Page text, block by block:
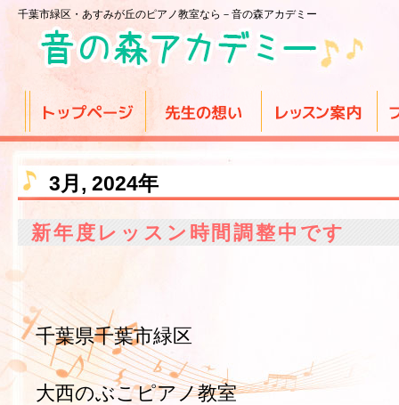
千葉市緑区・あすみが丘のピアノ教室なら－音の森アカデミー
3月, 2024年
新年度レッスン時間調整中です
千葉県千葉市緑区
大西のぶこピアノ教室